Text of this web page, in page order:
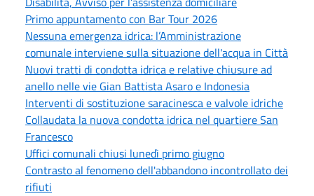
Primo appuntamento con Bar Tour 2026
Nessuna emergenza idrica: l’Amministrazione
comunale interviene sulla situazione dell'acqua in Città
Nuovi tratti di condotta idrica e relative chiusure ad
anello nelle vie Gian Battista Asaro e Indonesia
Interventi di sostituzione saracinesca e valvole idriche
Collaudata la nuova condotta idrica nel quartiere San
Francesco
Uffici comunali chiusi lunedì primo giugno
Contrasto al fenomeno dell'abbandono incontrollato dei
rifiuti